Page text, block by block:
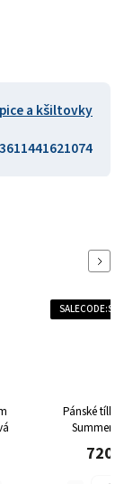
a kšiltovky
3611441621074
Pánské
Summer
720
Next